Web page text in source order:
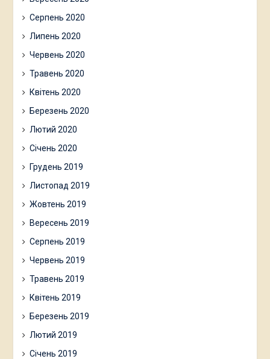
Серпень 2020
Липень 2020
Червень 2020
Травень 2020
Квітень 2020
Березень 2020
Лютий 2020
Січень 2020
Грудень 2019
Листопад 2019
Жовтень 2019
Вересень 2019
Серпень 2019
Червень 2019
Травень 2019
Квітень 2019
Березень 2019
Лютий 2019
Січень 2019